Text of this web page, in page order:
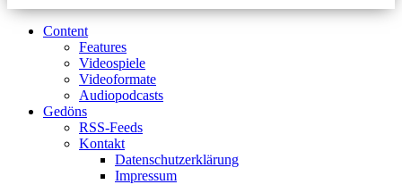
Content
Features
Videospiele
Videoformate
Audiopodcasts
Gedöns
RSS-Feeds
Kontakt
Datenschutzerklärung
Impressum